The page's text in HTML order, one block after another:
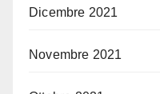
Dicembre 2021
Novembre 2021